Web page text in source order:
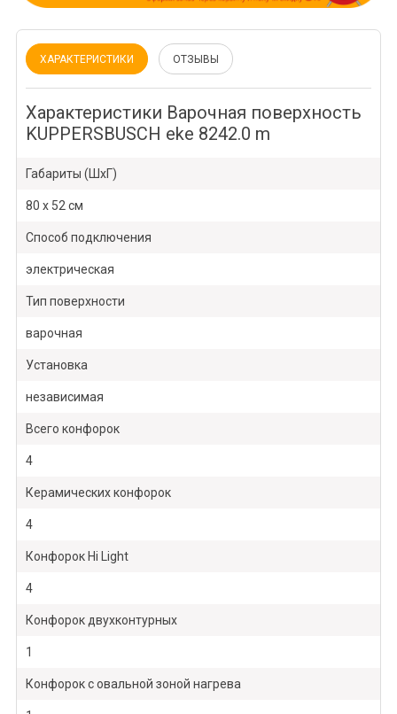
ХАРАКТЕРИСТИКИ ОТЗЫВЫ
Характеристики Варочная поверхность
KUPPERSBUSCH eke 8242.0 m
Габариты (ШхГ)
80 x 52 см
Способ подключения
электрическая
Тип поверхности
варочная
Установка
независимая
Всего конфорок
4
Керамических конфорок
4
Конфорок Hi Light
4
Конфорок двухконтурных
1
Конфорок с овальной зоной нагрева